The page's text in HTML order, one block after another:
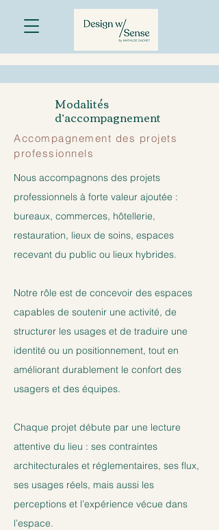
Modalités
d’accompagnement
Accompagnement des projets
professionnels
Nous accompagnons des projets
professionnels à forte valeur ajoutée :
bureaux, commerces, hôtellerie,
restauration, lieux de soins, espaces
recevant du public ou lieux hybrides.
Notre rôle est de concevoir des espaces
capables de soutenir une activité, de
structurer les usages et de traduire une
identité ou un positionnement, tout en
améliorant durablement le confort des
usagers et des équipes.
Chaque projet débute par une lecture
attentive du lieu : ses contraintes
architecturales et réglementaires, ses flux,
ses usages réels, mais aussi les
perceptions et l’expérience vécue dans
l’espace.